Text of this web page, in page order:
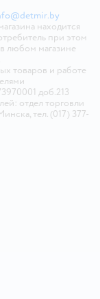
находится
при этом
любом магазине
товаров и работе
доб.213
отдел торговли
тел. (017) 377-